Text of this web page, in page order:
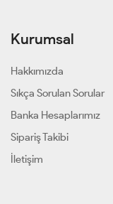
Kurumsal
Hakkımızda
Sıkça Sorulan Sorular
Banka Hesaplarımız
Sipariş Takibi
İletişim